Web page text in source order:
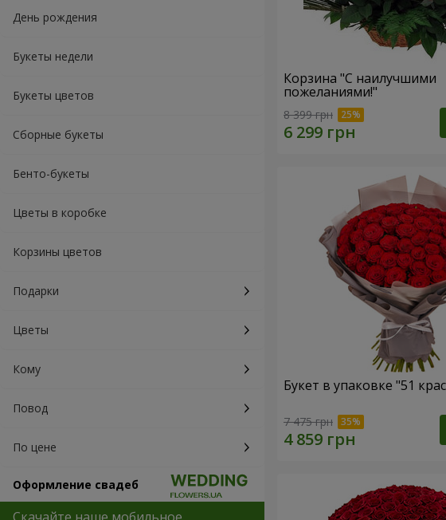
День рождения
Букеты недели
Букеты цветов
Сборные букеты
Бенто-букеты
Цветы в коробке
Корзины цветов
Подарки
Цветы
Кому
Повод
По цене
Оформление свадеб
Корзина "С наилучшими
пожеланиями!"
8 399 грн
Букет в упаковке "51
7 475 грн